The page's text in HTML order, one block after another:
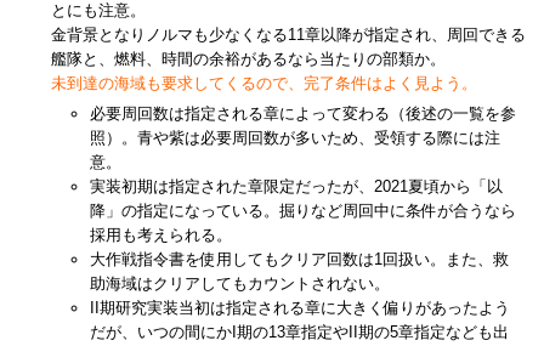
とにも注意。
金背景となりノルマも少なくなる11章以降が指定され、周回できる
艦隊と、燃料、時間の余裕があるなら当たりの部類か。
未到達の海域も要求してくるので、完了条件はよく見よう。
必要周回数は指定される章によって変わる（後述の一覧を参
照）。青や紫は必要周回数が多いため、受領する際には注
意。
実装初期は指定された章限定だったが、2021夏頃から「以
降」の指定になっている。掘りなど周回中に条件が合うなら
採用も考えられる。
大作戦指令書を使用してもクリア回数は1回扱い。また、救
助海域はクリアしてもカウントされない。
II期研究実装当初は指定される章に大きく偏りがあったよう
だが、いつの間にかI期の13章指定やII期の5章指定なども出